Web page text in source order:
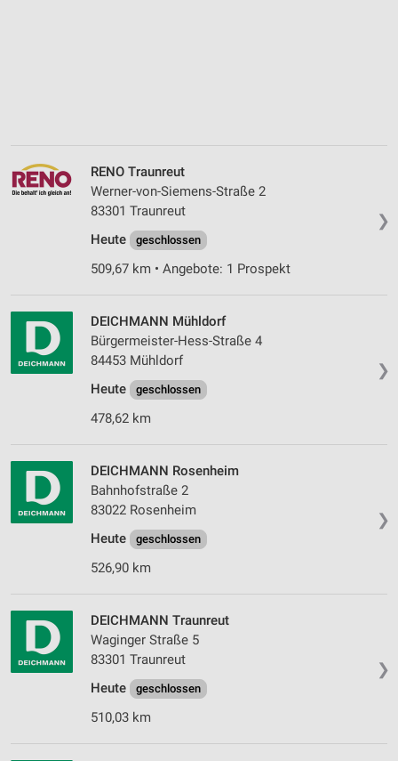
❯
RENO Traunreut
Werner-von-Siemens-Straße 2
83301 Traunreut
Heute
geschlossen
509,67 km • Angebote: 1 Prospekt
❯
DEICHMANN Mühldorf
Bürgermeister-Hess-Straße 4
84453 Mühldorf
Heute
geschlossen
478,62 km
❯
DEICHMANN Rosenheim
Bahnhofstraße 2
83022 Rosenheim
Heute
geschlossen
526,90 km
❯
DEICHMANN Traunreut
Waginger Straße 5
83301 Traunreut
Heute
geschlossen
510,03 km